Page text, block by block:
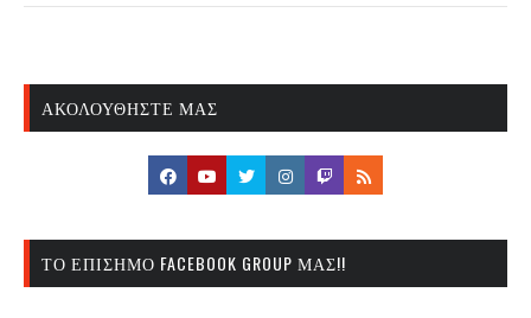
ΑΚΟΛΟΥΘΉΣΤΕ ΜΑΣ
ΤΟ ΕΠΊΣΗΜΟ FACEBOOK GROUP ΜΑΣ!!